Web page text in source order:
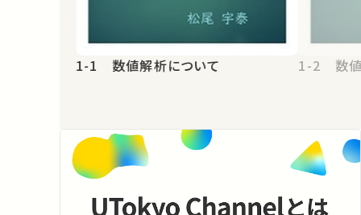
1-1 数値解析について 1-2 数値